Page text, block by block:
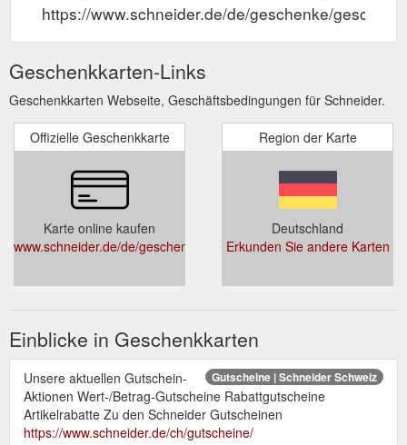
https://www.schneider.de/de/geschenke/
Geschenkkarten-Links
Geschenkkarten Webseite, Geschäftsbedingungen für Schneider.
Offizielle Geschenkkarte
Karte online kaufen
www.schneider.de/de/geschenke/geschenkgutscheine/
Region der Karte
Deutschland
Erkunden Sie andere Karten
Einblicke in Geschenkkarten
Gutscheine | Schneider Schweiz
Unsere aktuellen Gutschein-
Aktionen Wert-/Betrag-Gutscheine Rabattgutscheine
Artikelrabatte Zu den Schneider Gutscheinen
https://www.schneider.de/ch/gutscheine/